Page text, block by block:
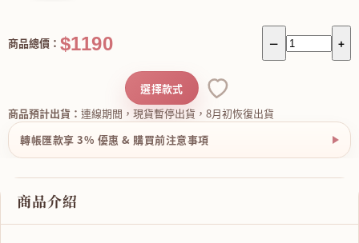
－ +
商品總價： $1190
商品預計出貨： 連線期間，現貨暫停出貨，8月初恢復出貨
選擇款式
轉帳匯款享 3% 優惠 & 購買前注意事項
商品介紹